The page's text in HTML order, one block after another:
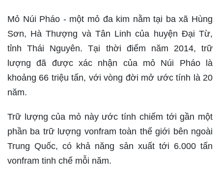
Mỏ Núi Pháo - một mỏ đa kim nằm tại ba xã Hùng
Sơn, Hà Thượng và Tân Linh của huyện Đại Từ,
tỉnh Thái Nguyên. Tại thời điểm năm 2014, trữ
lượng đã được xác nhận của mỏ Núi Pháo là
khoảng 66 triệu tấn, với vòng đời mở ước tính là 20
năm.
Trữ lượng của mỏ này ước tính chiếm tới gần một
phần ba trữ lượng vonfram toàn thế giới bên ngoài
Trung Quốc, có khả năng sản xuất tới 6.000 tấn
vonfram tinh chế mỗi năm.